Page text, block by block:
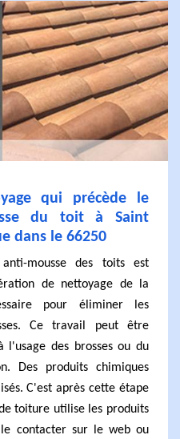
qui précède le
du toit à Saint
dans le 66250
mousse des toits est
de nettoyage de la
pour éliminer les
Ce travail peut être
l'usage des brosses ou du
Des produits chimiques
C'est après cette étape
toiture utilise les produits
le contacter sur le web ou